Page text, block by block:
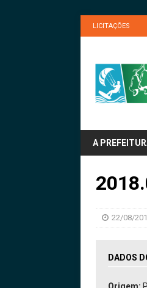
LICITAÇÕES
A
22/08/
DADOS